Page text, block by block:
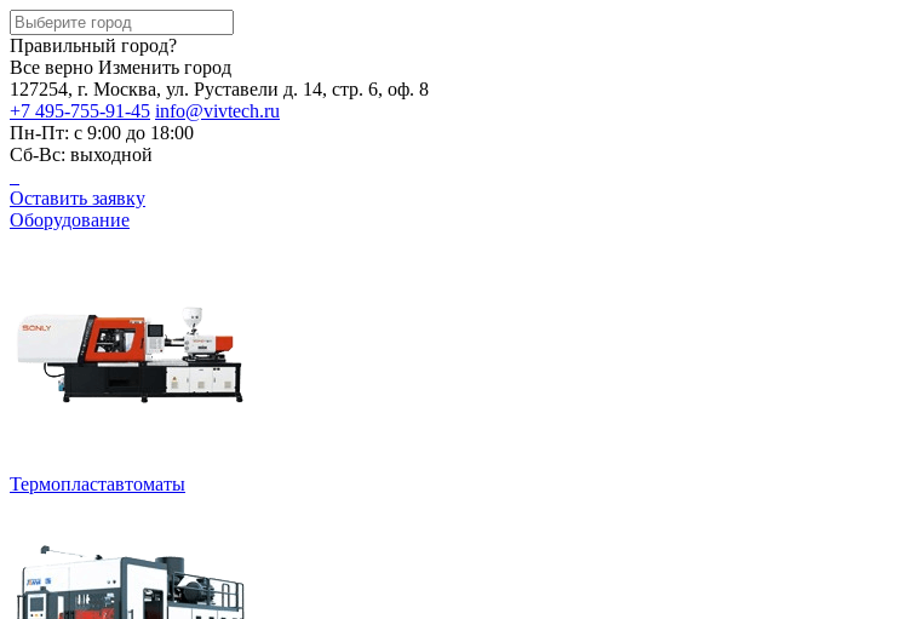
Правильный город?
Все верно Изменить город
127254, г. Москва, ул. Руставели д. 14, стр. 6, оф. 8
+7 495-755-91-45 info@vivtech.ru
Пн-Пт: с 9:00 до 18:00
Сб-Вс: выходной
Оставить заявку
Оборудование
Термопластавтоматы